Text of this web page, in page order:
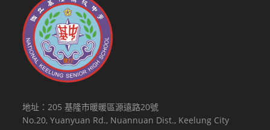
地址：205 基隆市暖暖區源遠路20號
No.20, Yuanyuan Rd., Nuannuan Dist., Keelung City